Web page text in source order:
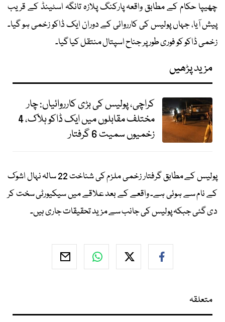
چھیپا حکام کے مطابق واقعہ پارکنگ پلازہ تانگہ اسٹینڈ کے قریب
پیش آیا، جہاں پولیس کی کارروائی کے دوران ایک ڈاکو زخمی ہو گیا۔
زخمی ڈاکو کو فوری طور پر جناح اسپتال منتقل کیا گیا۔
مزید پڑھیں
کراچی، پولیس کی بڑی کارروائیاں: چار
مختلف مقابلوں میں ایک ڈاکو ہلاک، 4
زخمیوں سمیت 6 گرفتار
پولیس کے مطابق گرفتار زخمی ملزم کی شناخت 22 سالہ نہال اشوک
کے نام سے ہوئی ہے۔ واقعے کے بعد علاقے میں سیکیورٹی سخت کر
دی گئی جبکہ پولیس کی جانب سے مزید تحقیقات جاری ہیں۔
متعلقہ